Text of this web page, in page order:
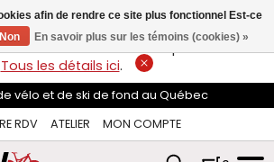
sur les commandes de plus de 74$*.
Tous les détails ici.
vélo et de ski de fond au Québec
RDV
ATELIER MON COMPTE
afin de rendre ce site plus fonctionnel Est-ce
Non En savoir plus sur les témoins (cookies) »